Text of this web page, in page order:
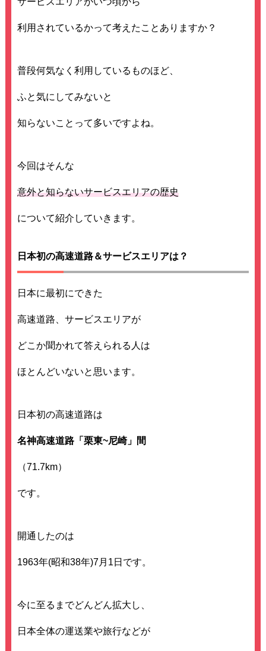
b
k
a
Li
利用されているかって考えたことありますか？
普段何気なく利用しているものほど、
ふと気にしてみないと
知らないことって多いですよね。
今回はそんな
意外と知らないサービスエリアの歴史
について紹介していきます。
日本初の高速道路＆サービスエリアは？
日本に最初にできた
高速道路、サービスエリアが
どこか聞かれて答えられる人は
ほとんどいないと思います。
日本初の高速道路は
名神高速道路「栗東~尼崎」間
（71.7km）
です。
開通したのは
1963年(昭和38年)7月1日です。
今に至るまでどんどん拡大し、
日本全体の運送業や旅行などが